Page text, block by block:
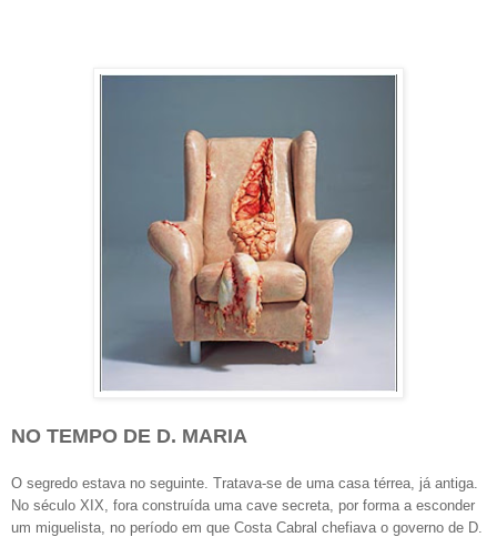
NO TEMPO DE D. MARIA
O segredo estava no seguinte. Tratava-se de uma casa térrea, já antiga.
No século XIX, fora construída uma cave secreta, por forma a esconder
um miguelista, no período em que Costa Cabral chefiava o governo de D.